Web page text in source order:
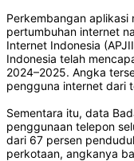
Perkembangan
pertumbuhan internet
Internet Indonesia
Indonesia telah
2024–2025. Angka
pengguna internet dari
Sementara itu, data
penggunaan telepon
dari 67 persen
perkotaan, angkanya